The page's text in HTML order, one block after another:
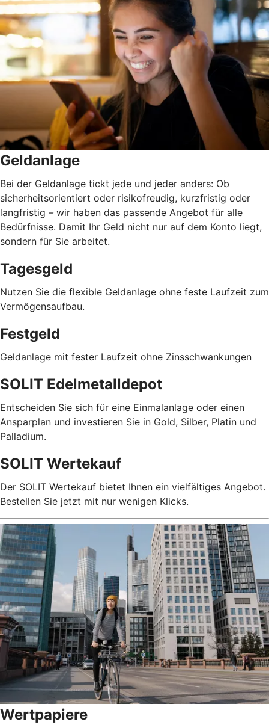
Geldanlage
Bei der Geldanlage tickt jede und jeder anders: Ob
sicherheitsorientiert oder risikofreudig, kurzfristig oder
langfristig – wir haben das passende Angebot für alle
Bedürfnisse. Damit Ihr Geld nicht nur auf dem Konto liegt,
sondern für Sie arbeitet.
Tagesgeld
Nutzen Sie die flexible Geldanlage ohne feste Laufzeit zum
Vermögensaufbau.
Festgeld
Geldanlage mit fester Laufzeit ohne Zinsschwankungen
SOLIT Edelmetalldepot
Entscheiden Sie sich für eine Einmalanlage oder einen
Ansparplan und investieren Sie in Gold, Silber, Platin und
Palladium.
SOLIT Wertekauf
Der SOLIT Wertekauf bietet Ihnen ein vielfältiges Angebot.
Bestellen Sie jetzt mit nur wenigen Klicks.
Wertpapiere